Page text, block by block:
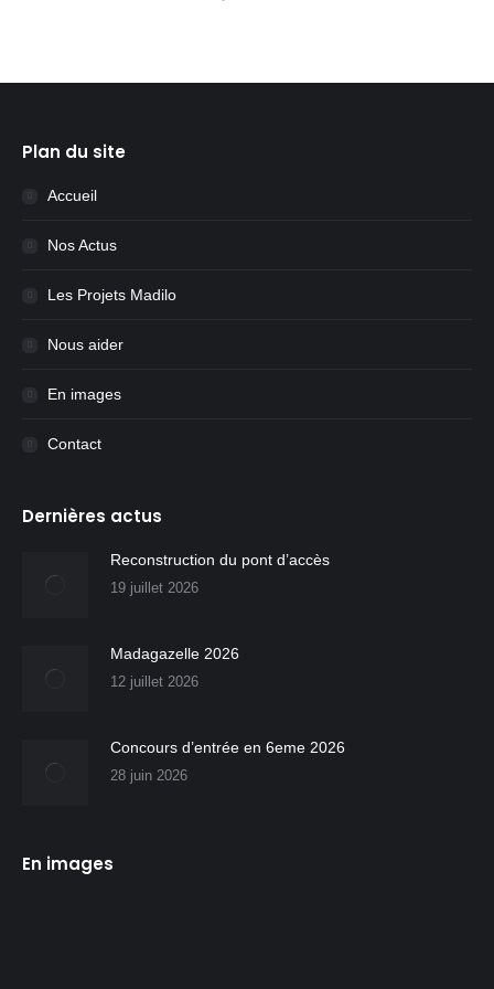
Plan du site
Accueil
Nos Actus
Les Projets Madilo
Nous aider
En images
Contact
Dernières actus
Reconstruction du pont d’accès
19 juillet 2026
Madagazelle 2026
12 juillet 2026
Concours d’entrée en 6eme 2026
28 juin 2026
En images